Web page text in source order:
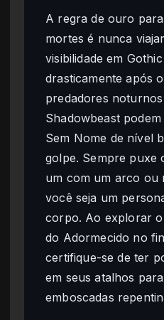
A regra de ouro
mortes é nunca
visibilidade em
drasticamente após
predadores
Shadowbeast
Sem Nome de nível
golpe. Sempre puxe
um com um arco ou
você seja um
corpo. Ao explorar
do Adormecido no
certifique-se de ter
em seus atalhos
emboscadas